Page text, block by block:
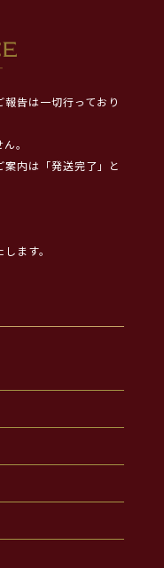
告は一切行っており
。
案内は「発送完了」と
ます。